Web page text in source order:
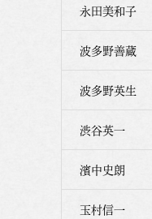
永田美和子
波多野善蔵
波多野英生
渋谷英一
濱中史朗
玉村信一